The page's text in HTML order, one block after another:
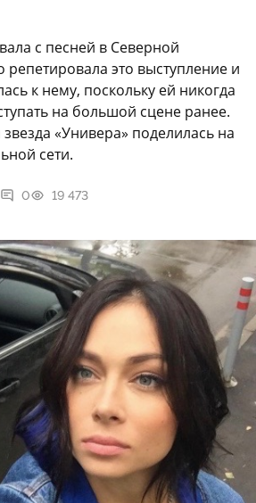
с песней в Северной
репетировала это выступление и
к нему, поскольку ей никогда
на большой сцене ранее.
«Универа» поделилась на
сети.
0 19 473